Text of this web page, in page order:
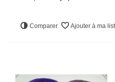
Comparer Ajouter à ma